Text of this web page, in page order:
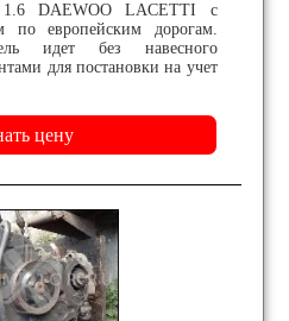
DAEWOO LACETTI с
европейским дорогам.
идет без навесного
для постановки на учет